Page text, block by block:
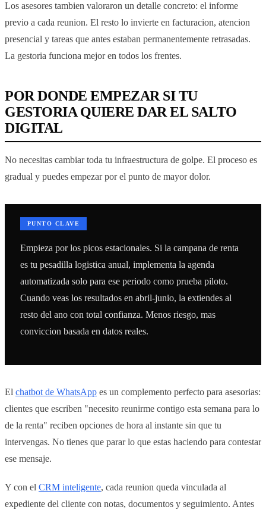
Los asesores tambien valoraron un detalle concreto: el informe
previo a cada reunion. El resto lo invierte en facturacion, atencion
presencial y tareas que antes estaban permanentemente retrasadas.
La gestoria funciona mejor en todos los frentes.
POR DONDE EMPEZAR SI TU
GESTORIA QUIERE DAR EL SALTO
DIGITAL
No necesitas cambiar toda tu infraestructura de golpe. El proceso es
gradual y puedes empezar por el punto de mayor dolor.
PUNTO CLAVE
Empieza por los picos estacionales. Si la campana de renta
es tu pesadilla logistica anual, implementa la agenda
automatizada solo para ese periodo como prueba piloto.
Cuando veas los resultados en abril-junio, la extiendes al
resto del ano con total confianza. Menos riesgo, mas
conviccion basada en datos reales.
El chatbot de WhatsApp es un complemento perfecto para asesorias:
clientes que escriben "necesito reunirme contigo esta semana para lo
de la renta" reciben opciones de hora al instante sin que tu
intervengas. No tienes que parar lo que estas haciendo para contestar
ese mensaje.
Y con el CRM inteligente, cada reunion queda vinculada al
expediente del cliente con notas, documentos y seguimiento. Antes